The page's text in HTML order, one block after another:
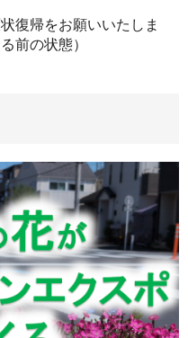
復帰をお願いいたしま
前の状態）